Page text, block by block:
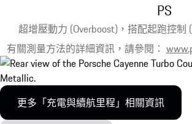
超增壓動力 (Overboost)，搭配起跑控制
有關測量方法的詳細資訊，請參閱：
PS
更多「充電與續航里程」相關資訊